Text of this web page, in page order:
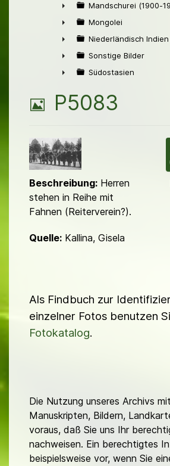
►
►
Mandschurei (1900-
►
Mongolei
►
Niederländisch Indien
►
Sonstige Bilder
Südostasien
B
l
d
P5083
Beschreibung: Herren
stehen in Reihe mit
Fahnen (Reiterverein?).
Quelle: Kallina, Gisela
Als Findbuch zur
einzelner Fotos benutzen
Fotokatalog.
Die Nutzung unseres Archivs
Manuskripten, Bildern,
voraus, daß Sie uns Ihr
nachweisen. Ein berechtigtes
beispielsweise vor, wenn Sie